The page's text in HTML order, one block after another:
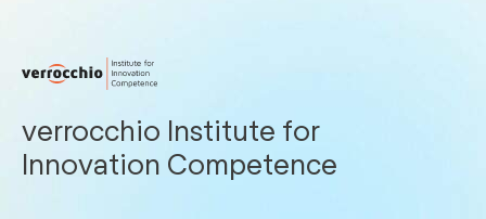
verrocchio Institute for
Innovation Competence